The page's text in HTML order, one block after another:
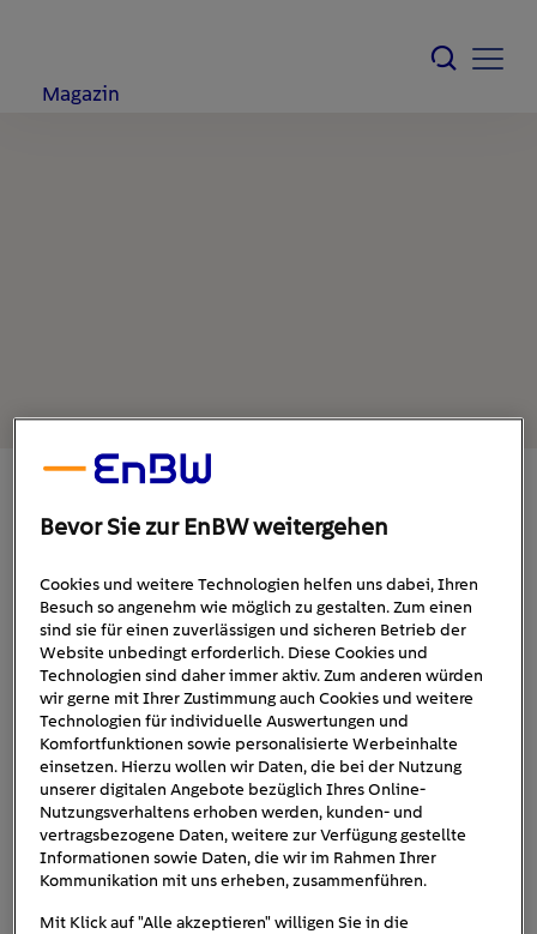
Magazin
26. Juli 2022 1min
Photovoltaik_mit_Heizstab_He
izstab
Bevor Sie zur EnBW weitergehen
Cookies und weitere Technologien helfen uns dabei, Ihren
Besuch so angenehm wie möglich zu gestalten. Zum einen
sind sie für einen zuverlässigen und sicheren Betrieb der
Website unbedingt erforderlich. Diese Cookies und
Technologien sind daher immer aktiv. Zum anderen würden
wir gerne mit Ihrer Zustimmung auch Cookies und weitere
Technologien für individuelle Auswertungen und
Komfortfunktionen sowie personalisierte Werbeinhalte
einsetzen. Hierzu wollen wir Daten, die bei der Nutzung
unserer digitalen Angebote bezüglich Ihres Online-
Nutzungsverhaltens erhoben werden, kunden- und
vertragsbezogene Daten, weitere zur Verfügung gestellte
Informationen sowie Daten, die wir im Rahmen Ihrer
Kommunikation mit uns erheben, zusammenführen.
Mit Klick auf "Alle akzeptieren" willigen Sie in die